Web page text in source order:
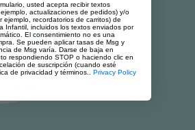
usted acepta recibir textos
actualizaciones de pedidos) y/o
ejemplo, recordatorios de carritos) de
Infantil, incluidos los textos enviados por
El consentimiento no es una
Se pueden aplicar tasas de Msg y
de Msg varía. Darse de baja en
respondiendo STOP o haciendo clic en
de suscripción (cuando esté
de privacidad y términos.. Privacy Policy